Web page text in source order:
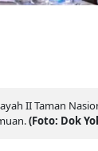
II Taman
(Foto: Dok